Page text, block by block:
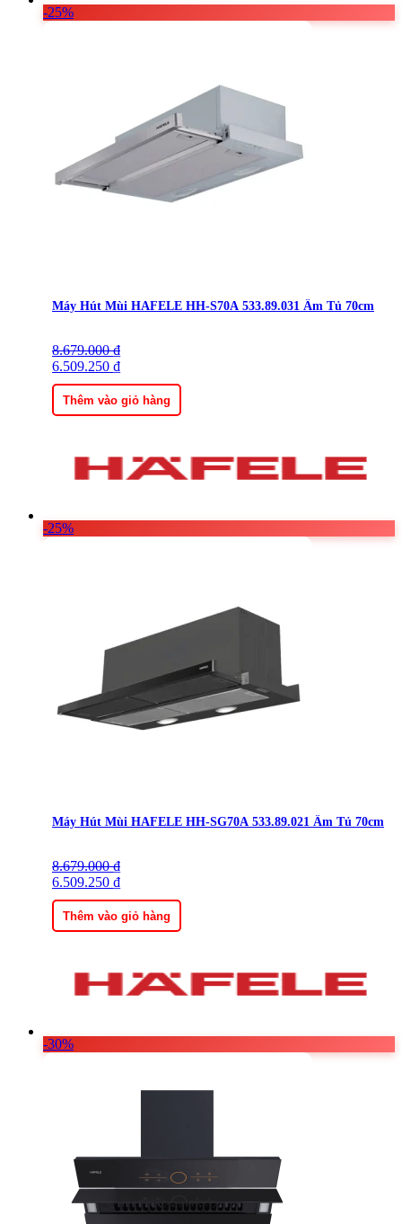
-25%
Máy Hút Mùi HAFELE HH-S70A 533.89.031 Âm Tủ 70cm
8.679.000₫
Giá
gốc
là:
8.679.000 ₫.
6.509.250 ₫
Giá
hiện
tại
là:
6.509.250 ₫.
Thêm vào giỏ hàng
-25%
Máy Hút Mùi HAFELE HH-SG70A 533.89.021 Âm Tủ 70cm
8.679.000₫
Giá
gốc
là:
8.679.000 ₫.
6.509.250 ₫
Giá
hiện
tại
là:
6.509.250 ₫.
Thêm vào giỏ hàng
-30%